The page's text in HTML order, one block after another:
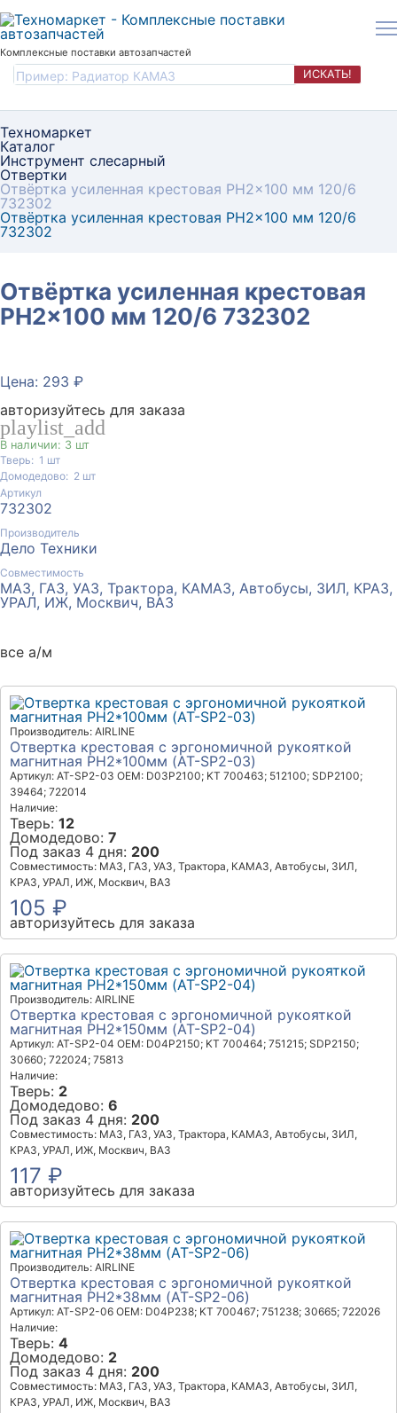
Комплексные поставки автозапчастей
ИСКАТЬ!
Техномаркет
Каталог
Инструмент слесарный
Отвертки
Отвёртка усиленная крестовая PH2×100 мм 120/6
732302
Отвёртка усиленная крестовая PH2×100 мм 120/6
732302
Отвёртка усиленная крестовая
PH2×100 мм 120/6 732302
Цена: 293 ₽
авторизуйтесь для заказа
playlist_add
В наличии: 3 шт
Тверь: 1 шт
Домодедово: 2 шт
Артикул
732302
Производитель
Дело Техники
Совместимость
МАЗ, ГАЗ, УАЗ, Трактора, КАМАЗ, Автобусы, ЗИЛ, КРАЗ,
УРАЛ, ИЖ, Москвич, ВАЗ
все а/м
Производитель: AIRLINE
Отвертка крестовая с эргономичной рукояткой
магнитная PH2*100мм (AT-SP2-03)
Артикул: AT-SP2-03 OEM: D03P2100; KT 700463; 512100; SDP2100;
39464; 722014
Наличие:
Тверь: 12
Домодедово: 7
Под заказ 4 дня: 200
Совместимость: МАЗ, ГАЗ, УАЗ, Трактора, КАМАЗ, Автобусы, ЗИЛ,
КРАЗ, УРАЛ, ИЖ, Москвич, ВАЗ
105 ₽
авторизуйтесь для заказа
Производитель: AIRLINE
Отвертка крестовая с эргономичной рукояткой
магнитная PH2*150мм (AT-SP2-04)
Артикул: AT-SP2-04 OEM: D04P2150; KT 700464; 751215; SDP2150;
30660; 722024; 75813
Наличие:
Тверь: 2
Домодедово: 6
Под заказ 4 дня: 200
Совместимость: МАЗ, ГАЗ, УАЗ, Трактора, КАМАЗ, Автобусы, ЗИЛ,
КРАЗ, УРАЛ, ИЖ, Москвич, ВАЗ
117 ₽
авторизуйтесь для заказа
Производитель: AIRLINE
Отвертка крестовая с эргономичной рукояткой
магнитная PH2*38мм (AT-SP2-06)
Артикул: AT-SP2-06 OEM: D04P238; KT 700467; 751238; 30665; 722026
Наличие:
Тверь: 4
Домодедово: 2
Под заказ 4 дня: 200
Совместимость: МАЗ, ГАЗ, УАЗ, Трактора, КАМАЗ, Автобусы, ЗИЛ,
КРАЗ, УРАЛ, ИЖ, Москвич, ВАЗ